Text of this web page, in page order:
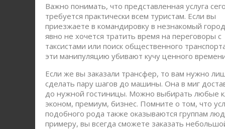
Важно понимать, что представленная услуга
требуется практически всем туристам. Если вы
приезжаете в командировку в незнакомый
явно не хочется тратить время на переговоры с
таксистами или поиск общественного
эти манипуляцию убивают кучу ценного
Если же вы заказали трансфер, то вам нужно
сделать пару шагов до машины. Она в миг
до нужной гостиницы. Можно выбирать любые
эконом, премиум, бизнес. Помните о том, что
подобного рода также оказываются группам
примеру, вы всегда сможете заказать